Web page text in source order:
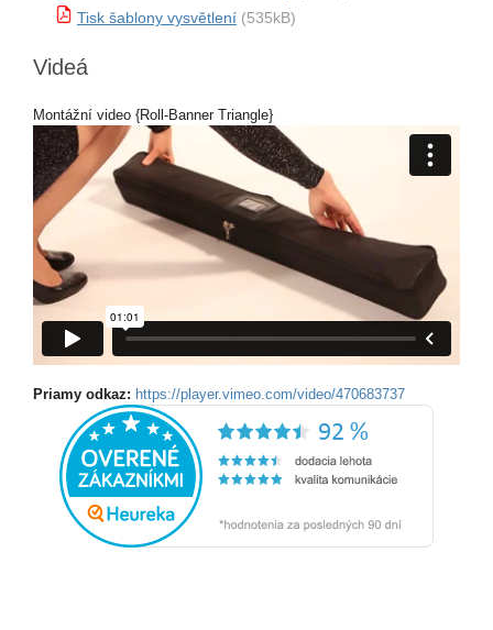
Tisk šablony vysvětlení (535kB)
Videá
Montážní video {Roll-Banner Triangle}
Priamy odkaz: https://player.vimeo.com/video/470683737